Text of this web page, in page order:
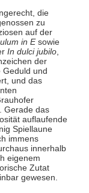
die
zu
auf der
in Esowie
In dulci jubilo,
der
Geduld und
und das
Gerade das
auflaufende
Spiellaune
immens
innerhalb
eigenem
Zutat
gewesen.